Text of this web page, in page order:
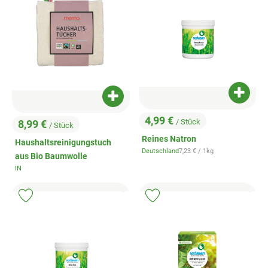
, Preis:
8,99 € / Stück
Haushaltsreinigungstuch
aus Bio Baumwolle
, Herkunft:
IN
Produkt zum Warenkorb hinzufügen
, Preis:
4,99 € / Stück
Reines Natron
, Herkunft:
Deutschland, Referenzpreis:
7,23 € / 1kg
, Verband:
. ,
.